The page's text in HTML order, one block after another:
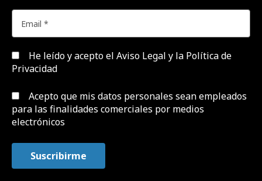
He leído y acepto el Aviso Legal y la Política de
Privacidad
Acepto que mis datos personales sean empleados
para las finalidades comerciales por medios
electrónicos